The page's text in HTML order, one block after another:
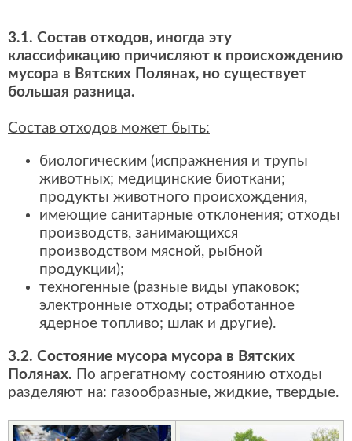
3.1. Состав отходов, иногда эту
классификацию причисляют к происхождению
мусора в Вятских Полянах, но существует
большая разница.
Состав отходов может быть:
биологическим (испражнения и трупы
животных; медицинские биоткани;
продукты животного происхождения,
имеющие санитарные отклонения; отходы
производств, занимающихся
производством мясной, рыбной
продукции);
техногенные (разные виды упаковок;
электронные отходы; отработанное
ядерное топливо; шлак и другие).
3.2. Состояние мусора мусора в Вятских
Полянах. По агрегатному состоянию отходы
разделяют на: газообразные, жидкие, твердые.